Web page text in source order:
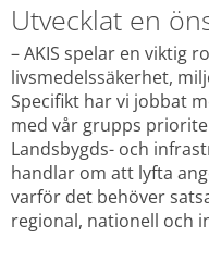
Utvecklat en
– AKIS spelar en viktig
livsmedelssäkerhet,
Specifikt har vi jobbat
med vår grupps
Landsbygds- och
handlar om att lyfta
varför det behöver
regional, nationell och